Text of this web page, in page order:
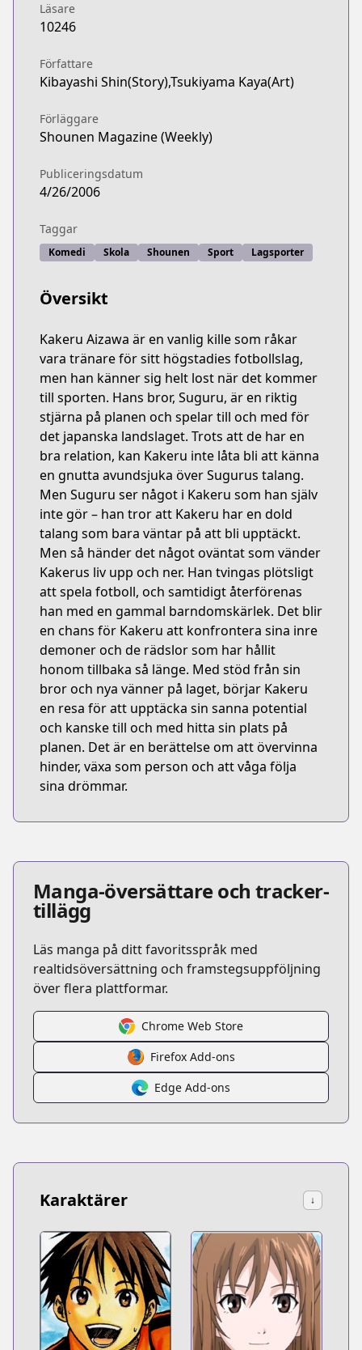
Läsare
10246
Författare
Kibayashi Shin(Story),Tsukiyama Kaya(Art)
Förläggare
Shounen Magazine (Weekly)
Publiceringsdatum
4/26/2006
Taggar
Komedi Skola Shounen Sport Lagsporter
Översikt
Kakeru Aizawa är en vanlig kille som råkar
vara tränare för sitt högstadies fotbollslag,
men han känner sig helt lost när det kommer
till sporten. Hans bror, Suguru, är en riktig
stjärna på planen och spelar till och med för
det japanska landslaget. Trots att de har en
bra relation, kan Kakeru inte låta bli att känna
en gnutta avundsjuka över Sugurus talang.
Men Suguru ser något i Kakeru som han själv
inte gör – han tror att Kakeru har en dold
talang som bara väntar på att bli upptäckt.
Men så händer det något oväntat som vänder
Kakerus liv upp och ner. Han tvingas plötsligt
att spela fotboll, och samtidigt återförenas
han med en gammal barndomskärlek. Det blir
en chans för Kakeru att konfrontera sina inre
demoner och de rädslor som har hållit
honom tillbaka så länge. Med stöd från sin
bror och nya vänner på laget, börjar Kakeru
en resa för att upptäcka sin sanna potential
och kanske till och med hitta sin plats på
planen. Det är en berättelse om att övervinna
hinder, växa som person och att våga följa
sina drömmar.
Manga-översättare och tracker-
tillägg
Läs manga på ditt favoritsspråk med
realtidsöversättning och framstegsuppföljning
över flera plattformar.
Chrome Web Store
Firefox Add-ons
Edge Add-ons
Karaktärer ↓